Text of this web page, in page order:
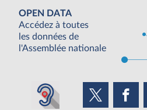
OPEN DATA
Accédez à toutes
les données de
l'Assemblée nationale